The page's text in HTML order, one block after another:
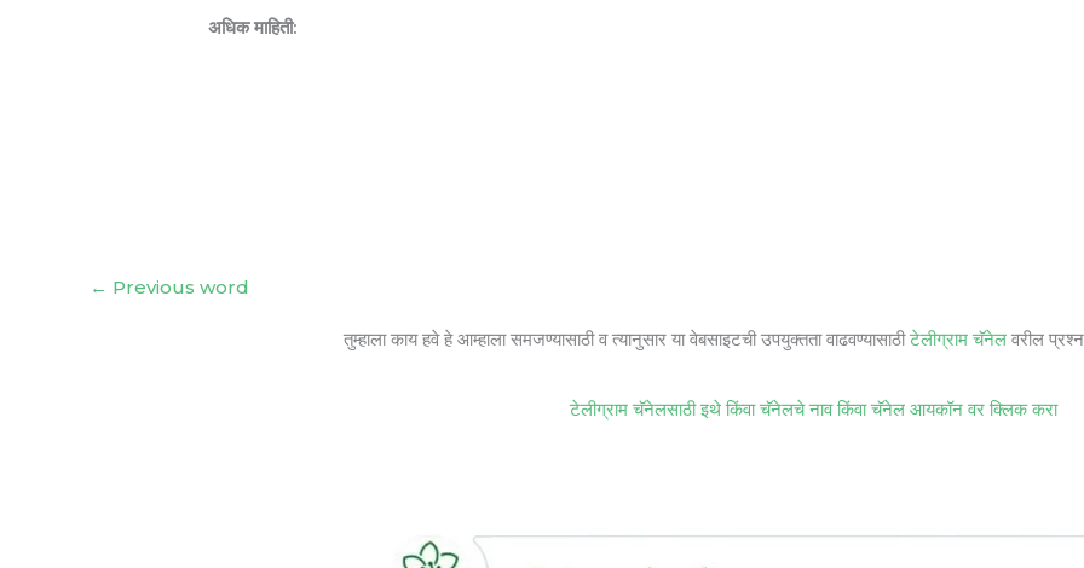
अधिक माहिती:
← Previous word
तुम्हाला काय हवे हे आम्हाला समजण्यासाठी व त्यानुसार या वेबसाइटची उपयुक्तता वाढवण्यासाठीटेलीग्राम चॅनेल वरील
टेलीग्राम चॅनेलसाठी इथे किंवा चॅनेलचे नाव किंवा चॅनेल आयकॉन वर क्लिक करा